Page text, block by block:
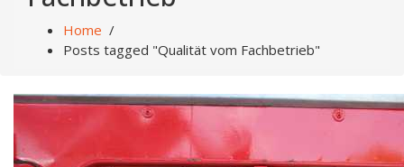
Home /
Posts tagged "Qualität vom Fachbetrieb"